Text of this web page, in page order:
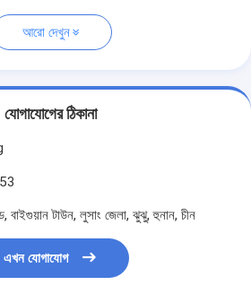
আরো দেখুন
যোগাযোগের ঠিকানা
টাউন, লুসাং জেলা, ঝুঝু, হুনান, চীন
এখন যোগাযোগ